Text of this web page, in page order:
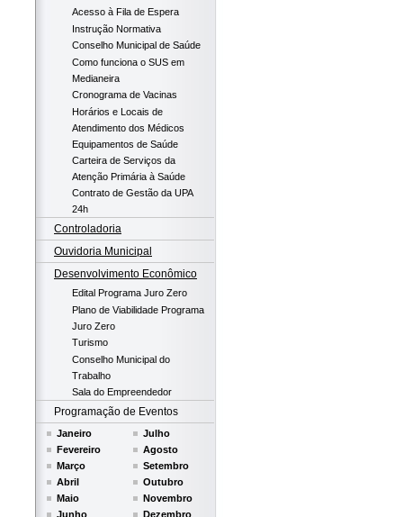
Acesso à Fila de Espera
Instrução Normativa
Conselho Municipal de Saúde
Como funciona o SUS em
Medianeira
Cronograma de Vacinas
Horários e Locais de
Atendimento dos Médicos
Equipamentos de Saúde
Carteira de Serviços da
Atenção Primária à Saúde
Contrato de Gestão da UPA
24h
Controladoria
Ouvidoria Municipal
Desenvolvimento Econômico
Edital Programa Juro Zero
Plano de Viabilidade Programa
Juro Zero
Turismo
Conselho Municipal do
Trabalho
Sala do Empreendedor
Programação de Eventos
Janeiro
Fevereiro
Março
Abril
Maio
Junho
Julho
Agosto
Setembro
Outubro
Novembro
Dezembro